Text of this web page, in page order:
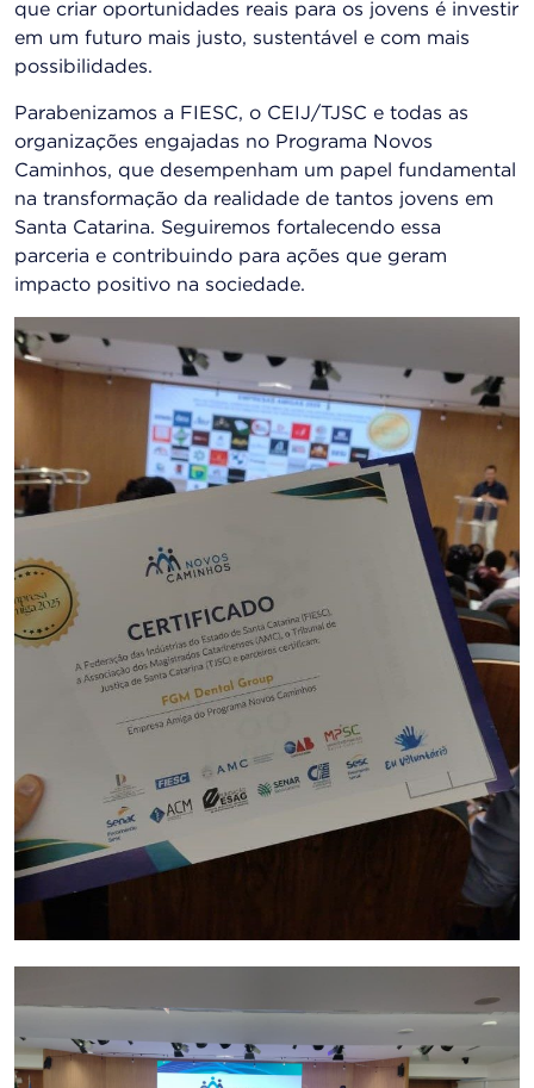
que criar oportunidades reais para os jovens é investir
em um futuro mais justo, sustentável e com mais
possibilidades.
Parabenizamos a FIESC, o CEIJ/TJSC e todas as
organizações engajadas no Programa Novos
Caminhos, que desempenham um papel fundamental
na transformação da realidade de tantos jovens em
Santa Catarina. Seguiremos fortalecendo essa
parceria e contribuindo para ações que geram
impacto positivo na sociedade.